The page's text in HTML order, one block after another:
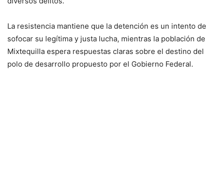
La resistencia mantiene que la detención es un intento de
sofocar su legítima y justa lucha, mientras la población de
Mixtequilla espera respuestas claras sobre el destino del
polo de desarrollo propuesto por el Gobierno Federal.